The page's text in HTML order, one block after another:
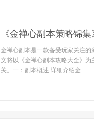
《金禅心副本策略锦
金禅心副本是一款备受玩家关注
文将以《金禅心副本攻略大全》
关。一：副本概述 详细介绍金...